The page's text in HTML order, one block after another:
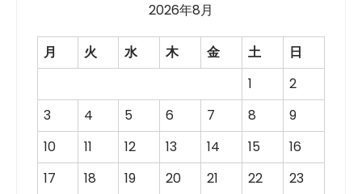
2026年8月
月 火 水 木 金 土
日
1
2
3
4 5 6 7 8
9
10
11 12 13 14 15
16
17
18 19 20 21 22
23